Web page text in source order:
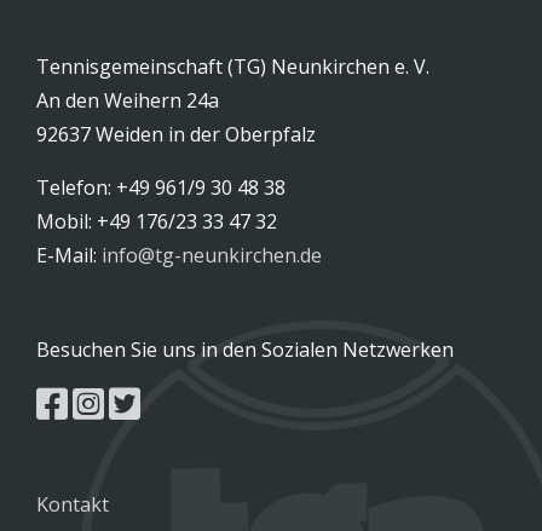
Tennisgemeinschaft (TG) Neunkirchen e. V.
An den Weihern 24a
92637 Weiden in der Oberpfalz
Telefon: +49 961/9 30 48 38
Mobil: +49 176/23 33 47 32
E-Mail: info@tg-neunkirchen.de
Besuchen Sie uns in den Sozialen Netzwerken
Kontakt